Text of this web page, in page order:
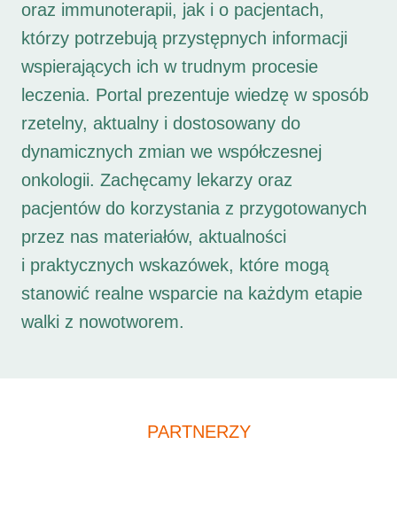
oraz immunoterapii, jak i o pacjentach,
którzy potrzebują przystępnych informacji
wspierających ich w trudnym procesie
leczenia. Portal prezentuje wiedzę w sposób
rzetelny, aktualny i dostosowany do
dynamicznych zmian we współczesnej
onkologii. Zachęcamy lekarzy oraz
pacjentów do korzystania z przygotowanych
przez nas materiałów, aktualności
i praktycznych wskazówek, które mogą
stanowić realne wsparcie na każdym etapie
walki z nowotworem.
PARTNERZY